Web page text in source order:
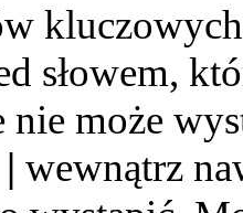
słowem,
nie może
| wewnątrz